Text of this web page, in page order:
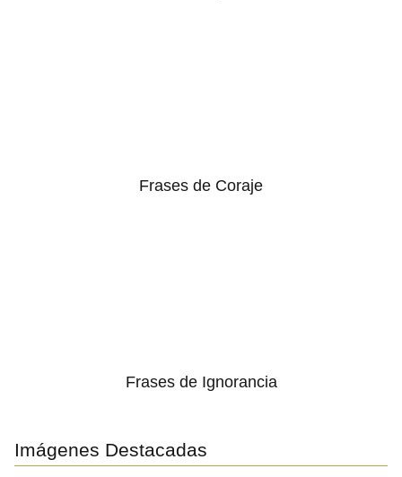
Frases de Coraje
Frases de Ignorancia
Imágenes Destacadas